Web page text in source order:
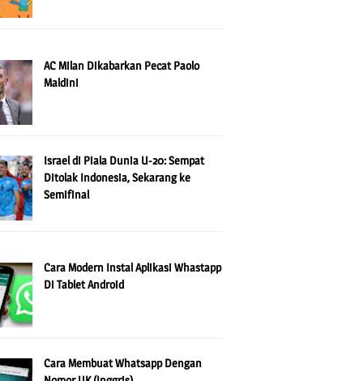
AC Milan Dikabarkan Pecat Paolo
Maldini
Israel di Piala Dunia U-20: Sempat
Ditolak Indonesia, Sekarang ke
Semifinal
Cara Modern Instal Aplikasi Whastapp
Di Tablet Android
Cara Membuat Whatsapp Dengan